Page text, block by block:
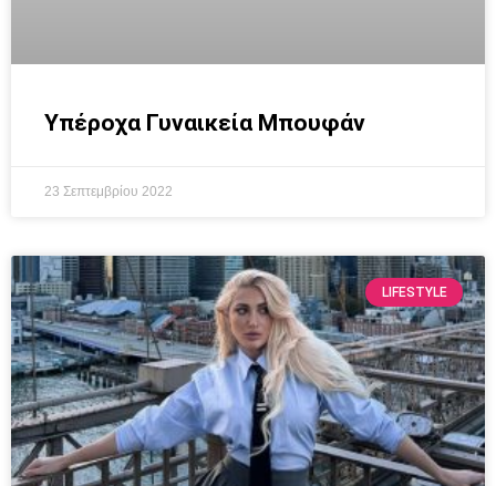
Υπέροχα Γυναικεία Μπουφάν
23 Σεπτεμβρίου 2022
LIFESTYLE